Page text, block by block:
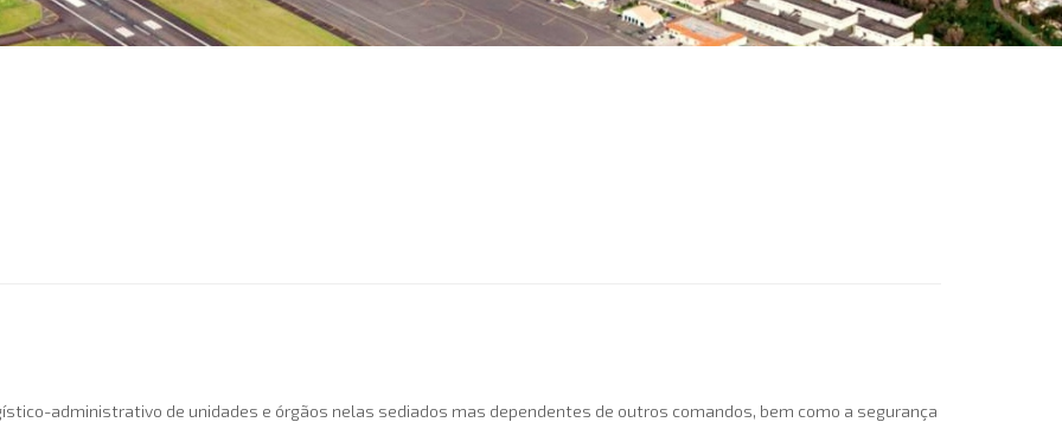
administrativo de unidades e órgãos nelas sediados mas dependentes de outros comandos, bem como a segurança